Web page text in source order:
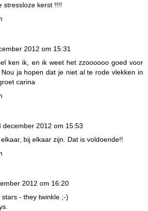
stressloze kerst !!!!
2012 om 15:31
ken ik, en ik weet het zzoooooo goed voor
ja hopen dat je niet al te rode vlekken in
carina
december 2012 om 15:53
bij elkaar zijn. Dat is voldoende!!
2012 om 16:20
stars - they twinkle ;-)